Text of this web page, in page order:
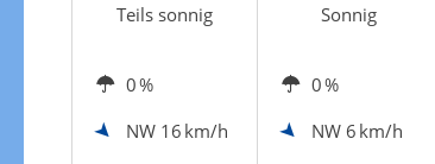
Teils sonnig Sonnig
0 % 0 %
NW 16 km/h NW 6 km/h